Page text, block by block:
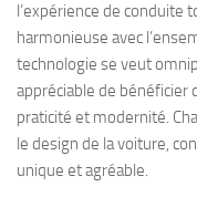
l’expérience de conduite
harmonieuse avec
technologie se veut
appréciable de bénéficier
praticité et modernité.
le design de la voiture,
unique et agréable.